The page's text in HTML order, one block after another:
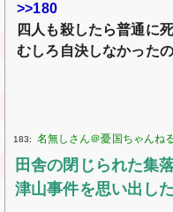
>>180
四人も殺したら普通に
むしろ自決しなかった
183:
田舎の閉じられた集
津山事件を思い出した